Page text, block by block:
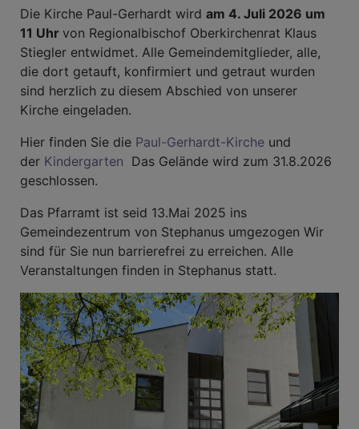
Die Kirche Paul-Gerhardt wird am 4. Juli 2026 um
11 Uhr von Regionalbischof Oberkirchenrat Klaus
Stiegler entwidmet. Alle Gemeindemitglieder, alle,
die dort getauft, konfirmiert und getraut wurden
sind herzlich zu diesem Abschied von unserer
Kirche eingeladen.
Hier finden Sie die Paul-Gerhardt-Kirche und
der Kindergarten Das Gelände wird zum 31.8.2026
geschlossen.
Das Pfarramt ist seid 13.Mai 2025 ins
Gemeindezentrum von Stephanus umgezogen Wir
sind für Sie nun barrierefrei zu erreichen. Alle
Veranstaltungen finden in Stephanus statt.